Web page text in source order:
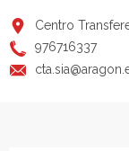
Centro
976716337